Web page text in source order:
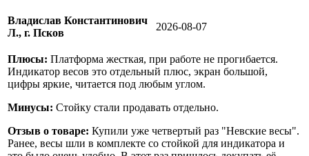
Владислав Константинович
Л., г. Псков
2026-08-07
Плюсы: Платформа жесткая, при работе не прогибается.
Индикатор весов это отдельный плюс, экран большой,
цифры яркие, читается под любым углом.
Минусы: Стойку стали продавать отдельно.
Отзыв о товаре: Купили уже четвертый раз "Невские весы".
Ранее, весы шли в комплекте со стойкой для индикатора и